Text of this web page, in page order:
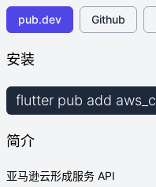
pub.dev Github
安装
flutter pub add
简介
亚马逊云形成服务 API